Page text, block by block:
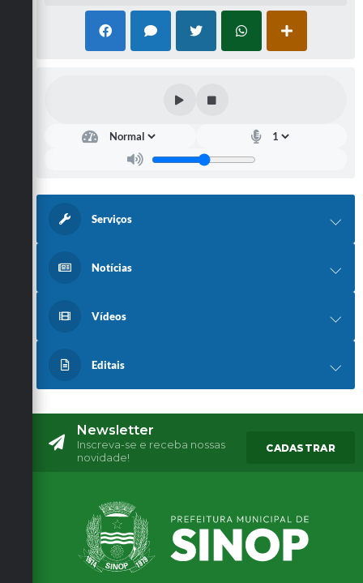
Serviços
Notícias
Vídeos
Editais
Newsletter
Inscreva-se e receba nossas
novidade!
CADASTRAR